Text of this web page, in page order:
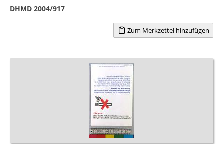
DHMD 2004/917
Zum Merkzettel hinzufügen